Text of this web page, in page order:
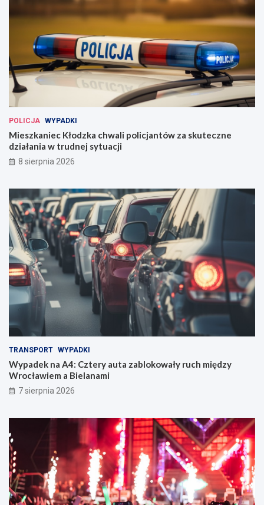
POLICJA WYPADKI
Mieszkaniec Kłodzka chwali policjantów za skuteczne
działania w trudnej sytuacji
8 sierpnia 2026
TRANSPORT WYPADKI
Wypadek na A4: Cztery auta zablokowały ruch między
Wrocławiem a Bielanami
7 sierpnia 2026